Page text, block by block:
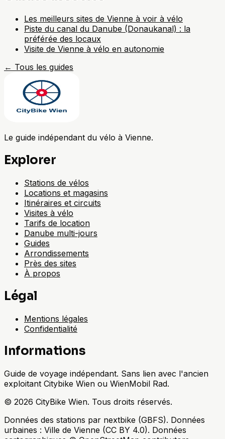
Les meilleurs sites de Vienne à voir à vélo
Piste du canal du Danube (Donaukanal) : la
préférée des locaux
Visite de Vienne à vélo en autonomie
← Tous les guides
Le guide indépendant du vélo à Vienne.
Explorer
Stations de vélos
Locations et magasins
Itinéraires et circuits
Visites à vélo
Tarifs de location
Danube multi-jours
Guides
Arrondissements
Près des sites
À propos
Légal
Mentions légales
Confidentialité
Informations
Guide de voyage indépendant. Sans lien avec l'ancien
exploitant Citybike Wien ou WienMobil Rad.
© 2026 CityBike Wien. Tous droits réservés.
Données des stations par nextbike (GBFS). Données
urbaines : Ville de Vienne (CC BY 4.0). Données